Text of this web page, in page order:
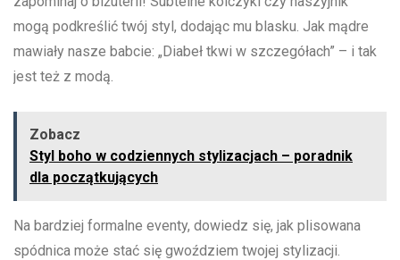
mogą⁣ podkreślić twój styl, dodając mu blasku. Jak ​mądre
mawiały nasze babcie: „Diabeł tkwi w szczegółach”⁢ – i tak
jest też z modą.
Zobacz
Styl boho w codziennych stylizacjach – poradnik
dla początkujących
Na bardziej ⁤formalne eventy, dowiedz ⁢się, jak plisowana
spódnica może stać się gwoździem twojej stylizacji.